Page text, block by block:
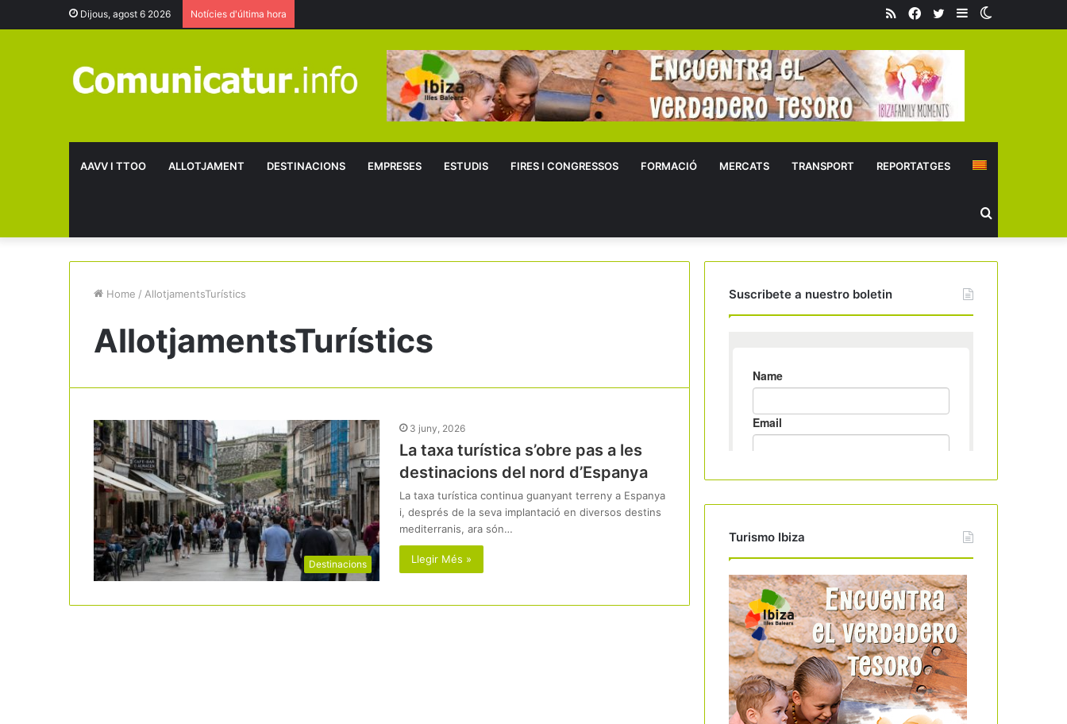
Dijous, agost 6 2026 Notícies d'última hora Sidebar
Twitter
Facebook
RSS
AAVV I TTOO ALLOTJAMENT DESTINACIONS EMPRESES ESTUDIS FIRES I CONGRESSOS FORMACIÓ MERCATS TRANSPORT REPORTATGES
Buscar
Home / AllotjamentsTurístics
AllotjamentsTurístics
Destinacions
3 juny, 2026
La taxa turística s’obre pas a les
destinacions del nord d’Espanya
La taxa turística continua guanyant terreny a Espanya
i, després de la seva implantació en diversos destins
mediterranis, ara són…
Llegir Més »
Suscribete a nuestro boletin
Turismo Ibiza